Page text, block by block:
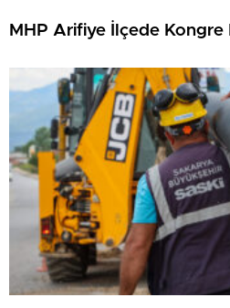
MHP Arifiye İlçede Kongre